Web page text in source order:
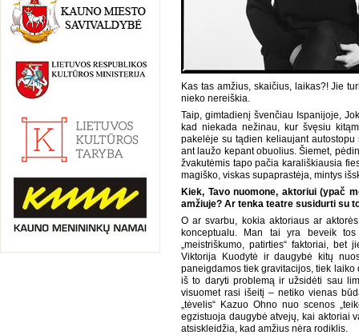
Kas tas amžius, skaičius, laikas?! Jie
nieko nereiškia.
Taip, gimtadienį švenčiau Ispanijoje,
kad niekada nežinau, kur švęsiu
pakelėje su tądien keliaujant
ant laužo kepant obuolius. Šiemet,
žvakutėmis tapo pačia karališkiausia
magiško, viskas supaprastėja, mintys
Kiek, Tavo nuomone, aktoriui (ypač
amžiuje? Ar tenka teatre susidurti su
O ar svarbu, kokia aktoriaus ar
konceptualu. Man tai yra beveik
„meistriškumo, patirties“ faktoriai,
Viktorija Kuodytė ir daugybė kitų
paneigdamos tiek gravitacijos, tiek
iš to daryti problemą ir užsidėti sau
visuomet rasi išeitį – netiko vienas
„tėvelis“ Kazuo Ohno nuo scenos
egzistuoja daugybė atvejų, kai aktoriai
atsiskleidžia, kad amžius nėra rodiklis.